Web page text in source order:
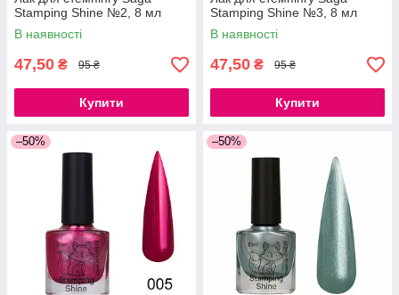
Stamping Shine №2, 8 мл
В наявності
47,50 ₴ 95 ₴
Купити
Stamping Shine №3, 8 мл
В наявності
47,50 ₴ 95 ₴
Купити
–50% –50%